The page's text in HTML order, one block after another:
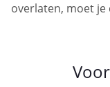
overlaten, moet je